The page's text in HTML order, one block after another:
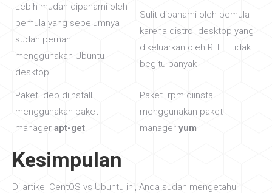
Lebih mudah dipahami oleh
pemula yang sebelumnya
sudah pernah
menggunakan Ubuntu
desktop
Sulit dipahami oleh pemula
karena distro desktop yang
dikeluarkan oleh RHEL tidak
begitu banyak
Paket .deb diinstall
menggunakan paket
manager apt-get
Paket .rpm diinstall
menggunakan paket
manager yum
Kesimpulan
Di artikel CentOS vs Ubuntu ini, Anda sudah mengetahui